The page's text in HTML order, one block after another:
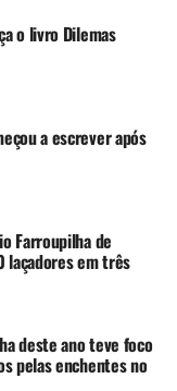
o livro Dilemas
a escrever após
Farroupilha de
laçadores em três
deste ano teve foco
pelas enchentes no